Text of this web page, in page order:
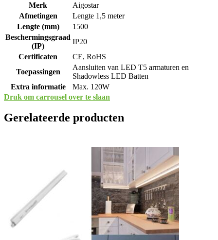
Merk
Aigostar
Afmetingen
Lengte 1,5 meter
Lengte (mm)
1500
Beschermingsgraad
(IP)
IP20
Certificaten
CE, RoHS
Toepassingen
Aansluiten van LED T5 armaturen en
Shadowless LED Batten
Extra informatie
Max. 120W
Druk om carrousel over te slaan
Gerelateerde producten